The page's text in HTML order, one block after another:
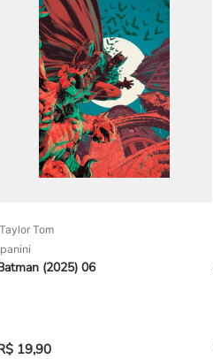
Taylor Tom
panini
(2025) 06
19,90